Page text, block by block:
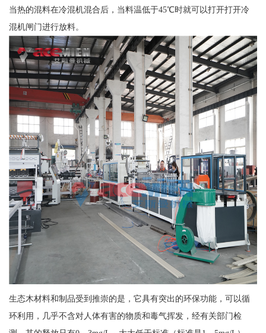
当热的混料在冷混机混合后，当料温低于45℃时就可以打开打开冷
混机闸门进行放料。
生态木材料和制品受到推崇的是，它具有突出的环保功能，可以循
环利用，几乎不含对人体有害的物质和毒气挥发，经有关部门检